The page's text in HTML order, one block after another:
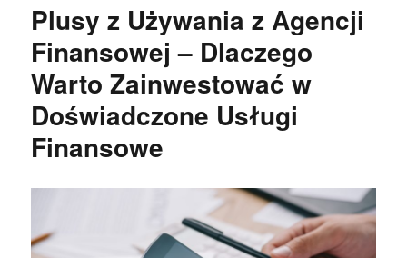
Plusy z Używania z Agencji
Finansowej – Dlaczego
Warto Zainwestować w
Doświadczone Usługi
Finansowe